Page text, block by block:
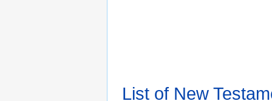
List of New